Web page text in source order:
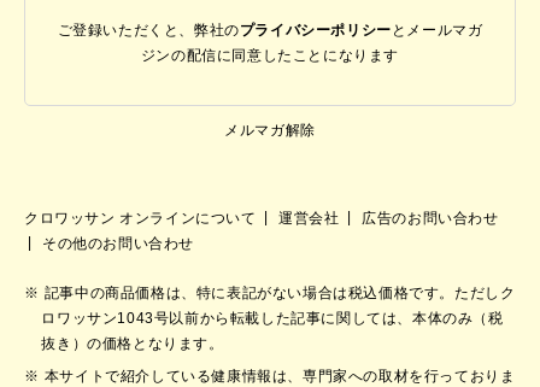
ご登録いただくと、弊社のプライバシーポリシー と メールマガ
ジンの配信に同意したことになります
メルマガ解除
クロワッサン オンラインについて 運営会社
広告のお問い合わせ
その他のお問い合わせ
記事中の商品価格は、特に表記がない場合は税込価格です。ただしク
ロワッサン1043号以前から転載した記事に関しては、本体のみ（税
抜き）の価格となります。
本サイトで紹介している健康情報は、専門家への取材を行っておりま